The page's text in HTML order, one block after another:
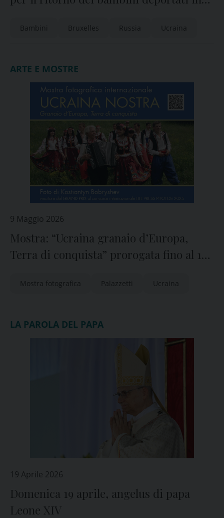
Bambini Bruxelles Russia Ucraina
ARTE E MOSTRE
9 Maggio 2026
Mostra: “Ucraina granaio d’Europa,
Terra di conquista” prorogata fino al 16
Mostra fotografica Palazzetti Ucraina
LA PAROLA DEL PAPA
19 Aprile 2026
Domenica 19 aprile, angelus di papa
Leone XIV